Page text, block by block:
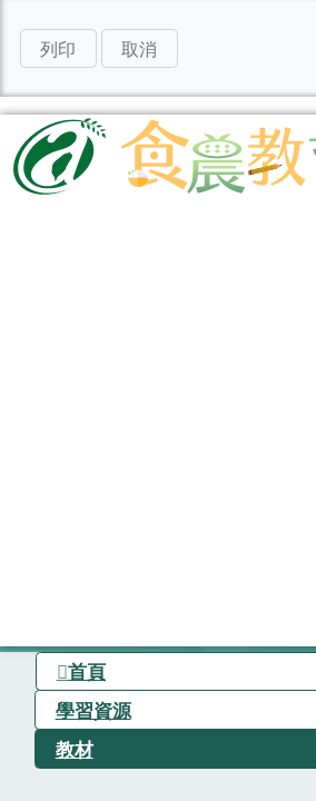
列印 取消
首頁
學習資源
教材